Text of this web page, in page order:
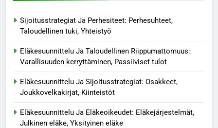
Sijoitusstrategiat Ja Perhesiteet: Perhesuhteet,
Taloudellinen tuki, Yhteistyö
Eläkesuunnittelu Ja Taloudellinen Riippumattomuus:
Varallisuuden kerryttäminen, Passiiviset tulot
Eläkesuunnittelu Ja Sijoitusstrategiat: Osakkeet,
Joukkovelkakirjat, Kiinteistöt
Eläkesuunnittelu Ja Eläkeoikeudet: Eläkejärjestelmät,
Julkinen eläke, Yksityinen eläke